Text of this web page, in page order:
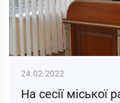
24.02.2022
На сесії